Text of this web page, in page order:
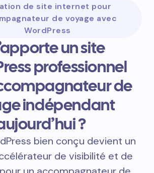
de site internet pour
de voyage avec
WordPress
un site
professionnel
de
indépendant
?
bien conçu devient un
de visibilité et de